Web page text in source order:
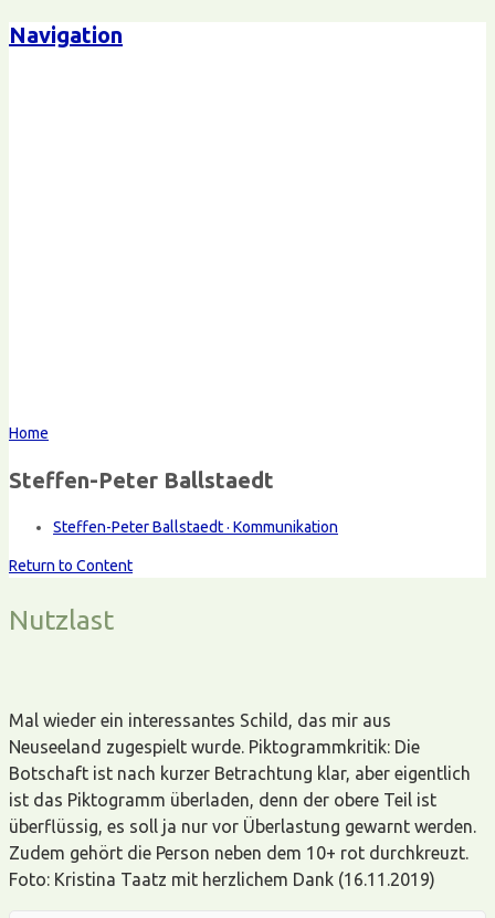
Navigation
Home
Steffen-Peter Ballstaedt
Steffen-Peter Ballstaedt · Kommunikation
Return to Content
Nutzlast
Mal wieder ein interessantes Schild, das mir aus
Neuseeland zugespielt wurde. Piktogrammkritik: Die
Botschaft ist nach kurzer Betrachtung klar, aber eigentlich
ist das Piktogramm überladen, denn der obere Teil ist
überflüssig, es soll ja nur vor Überlastung gewarnt werden.
Zudem gehört die Person neben dem 10+ rot durchkreuzt.
Foto: Kristina Taatz mit herzlichem Dank (16.11.2019)